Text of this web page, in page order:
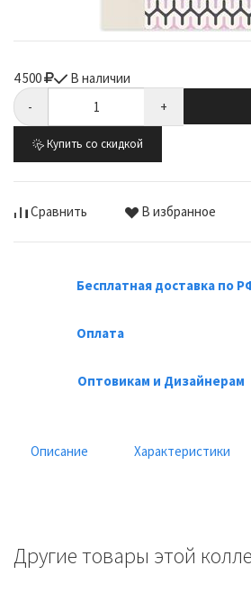
4 500
В наличии
-
+
Купить со скидкой
Сравнить В избранное
Бесплатная доставка по
Оплата
Оптовикам и Дизайнерам
Описание Характеристики
Другие товары этой